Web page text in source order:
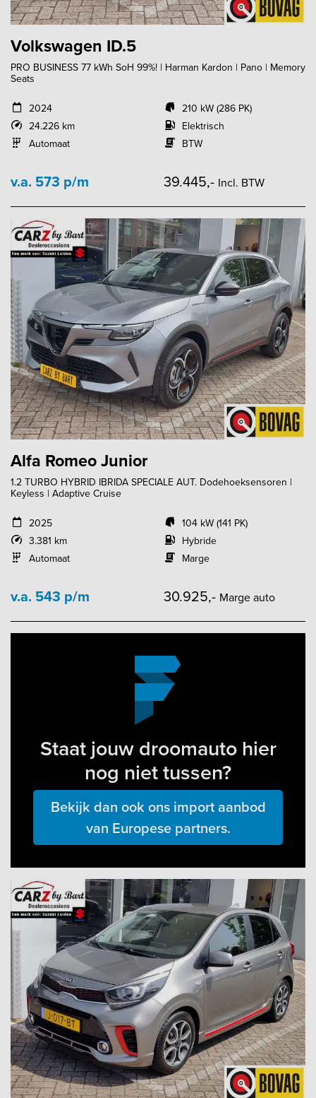
Volkswagen ID.5
PRO BUSINESS 77 kWh SoH 99%! | Harman Kardon | Pano | Memory
Seats
2024
24.226 km
Automaat
210 kW (286 PK)
Elektrisch
BTW
v.a. 573 p/m 39.445,- Incl. BTW
Alfa Romeo Junior
1.2 TURBO HYBRID IBRIDA SPECIALE AUT. Dodehoeksensoren |
Keyless | Adaptive Cruise
2025
3.381 km
Automaat
104 kW (141 PK)
Hybride
Marge
v.a. 543 p/m 30.925,- Marge auto
Staat jouw droomauto hier
nog niet tussen?
Bekijk dan ook ons import aanbod
van Europese partners.